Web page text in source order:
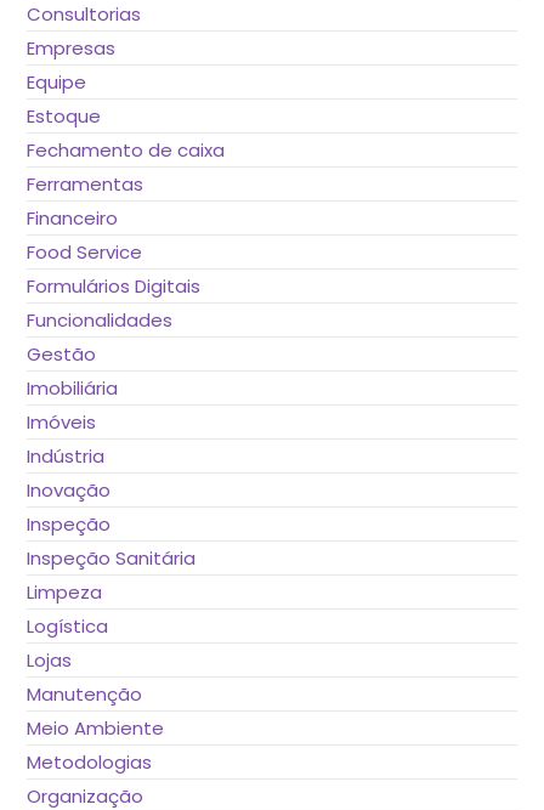
Consultorias
Empresas
Equipe
Estoque
Fechamento de caixa
Ferramentas
Financeiro
Food Service
Formulários Digitais
Funcionalidades
Gestão
Imobiliária
Imóveis
Indústria
Inovação
Inspeção
Inspeção Sanitária
Limpeza
Logística
Lojas
Manutenção
Meio Ambiente
Metodologias
Organização